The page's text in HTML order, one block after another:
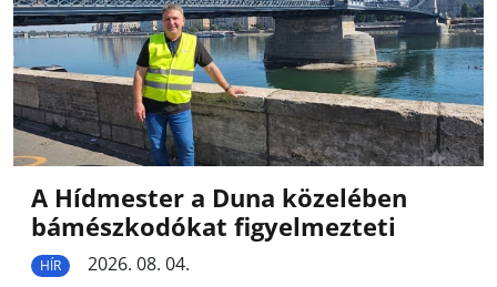
A Hídmester a Duna közelében
bámészkodókat figyelmezteti
HÍR
2026. 08. 04.